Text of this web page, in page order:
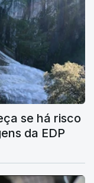
se há risco
da EDP